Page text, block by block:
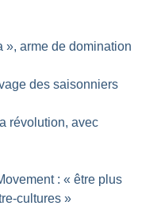
», arme de domination
des saisonniers
révolution, avec
: « être plus
cultures »